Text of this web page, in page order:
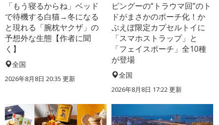
「もう寝るからね」ベッド
で待機する白猫→冬になる
と現れる「腕枕ヤクザ」の
予想外な生態【作者に聞
く】
全国
2026年8月8日 20:35 更新
ピングーの“トラウマ回”のト
ドがまさかのポーチ化！か
ぷえぼ限定カプセルトイに
「スマホストラップ」と
「フェイスポーチ」全10種
が登場
全国
2026年8月8日 17:22更新